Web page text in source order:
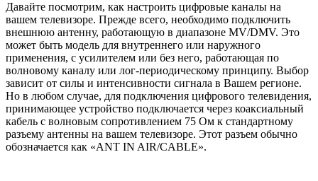
Давайте посмотрим, как настроить цифровые каналы на
вашем телевизоре. Прежде всего, необходимо подключить
внешнюю антенну, работающую в диапазоне MV/DMV. Это
может быть модель для внутреннего или наружного
применения, с усилителем или без него, работающая по
волновому каналу или лог-периодическому принципу. Выбор
зависит от силы и интенсивности сигнала в Вашем регионе.
Но в любом случае, для подключения цифрового телевидения,
принимающее устройство подключается через коаксиальный
кабель с волновым сопротивлением 75 Ом к стандартному
разъему антенны на вашем телевизоре. Этот разъем обычно
обозначается как «ANT IN AIR/CABLE».